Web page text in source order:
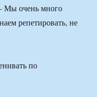
Мы очень много
репетировать, не
по